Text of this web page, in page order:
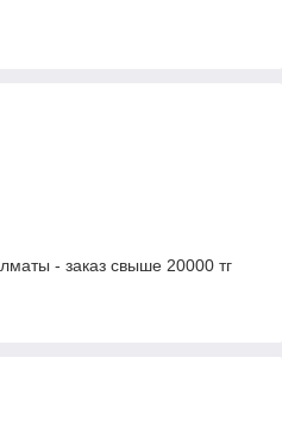
- заказ свыше 20000 тг